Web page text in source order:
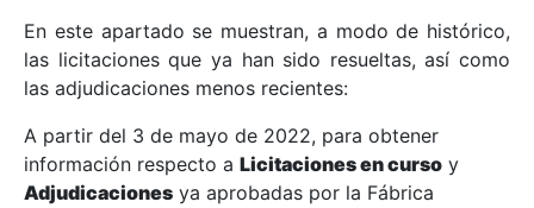
Mostrar/Ocultar
Mostrar/Ocultar
En este apartado se muestran, a modo de histórico,
las licitaciones que ya han sido resueltas, así como
las adjudicaciones menos recientes:
A partir del 3 de mayo de 2022, para obtener
información respecto a Licitaciones en curso y
Adjudicaciones ya aprobadas por la Fábrica